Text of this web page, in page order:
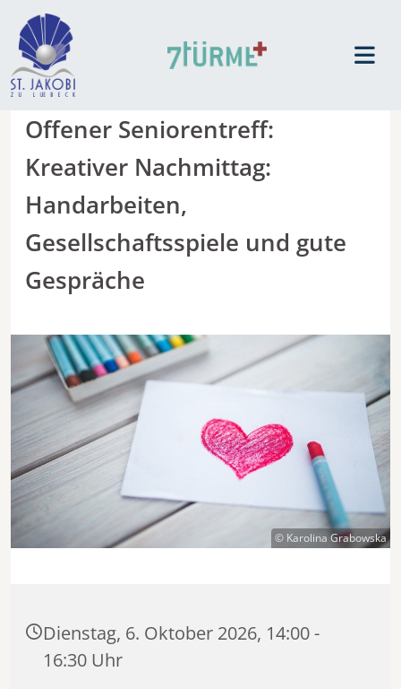
Offener Seniorentreff:
Kreativer Nachmittag:
Handarbeiten,
Gesellschaftsspiele und gute
Gespräche
© Karolina Grabowska
Dienstag, 6. Oktober 2026, 14:00 -
16:30 Uhr